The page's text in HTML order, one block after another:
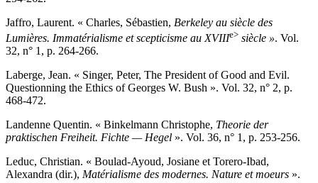
Jaffro, Laurent. « Charles, Sébastien, Berkeley au siècle des
Lumières. Immatérialisme et scepticisme au XVIIIe> siècle ». Vol.
32, n° 1, p. 264-266.
Laberge, Jean. « Singer, Peter, The President of Good and Evil.
Questionning the Ethics of Georges W. Bush ». Vol. 32, n° 2, p.
468-472.
Landenne Quentin. « Binkelmann Christophe, Theorie der
praktischen Freiheit. Fichte — Hegel ». Vol. 36, n° 1, p. 253-256.
Leduc, Christian. « Boulad-Ayoud, Josiane et Torero-Ibad,
Alexandra (dir.), Matérialisme des modernes. Nature et moeurs ».